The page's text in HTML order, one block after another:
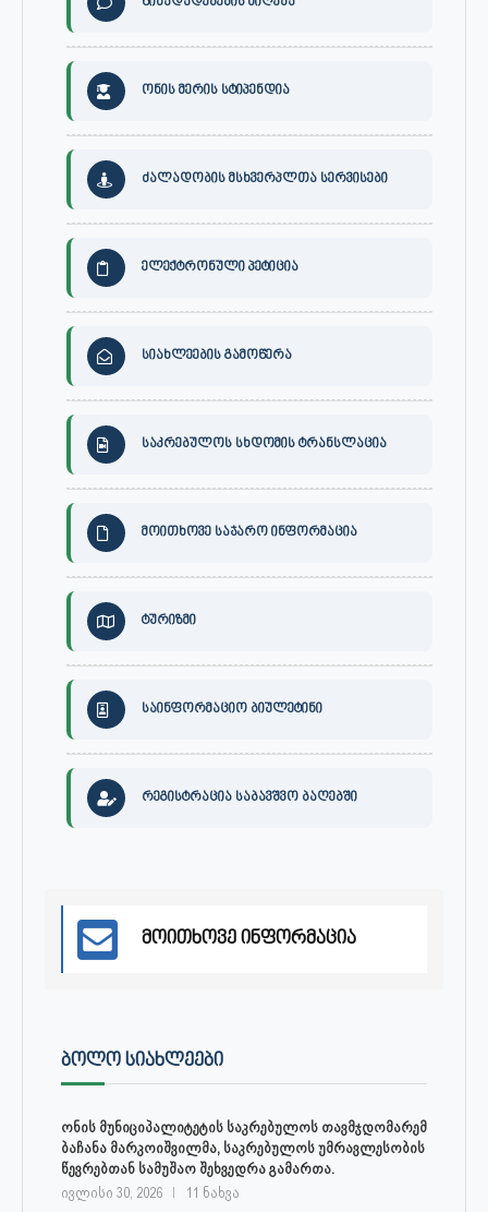
ონის მერის სტიპენდია
ძალადობის მსხვერპლთა სერვისები
ელექტრონული პეტიცია
სიახლეების გამოწერა
საკრებულოს სხდომის ტრანსლაცია
მოითხოვე საჯარო ინფორმაცია
ტურიზმი
საინფორმაციო ბიულეტინი
რეგისტრაცია საბავშვო ბაღებში
მოითხოვე ინფორმაცია
ᲑᲝᲚᲝ ᲡᲘᲐᲮᲚᲔᲔᲑᲘ
ონის მუნიციპალიტეტის საკრებულოს თავმჯდომარემ
ბაჩანა მარკოიშვილმა, საკრებულოს უმრავლესობის
წევრებთან სამუშაო შეხვედრა გამართა.
ივლისი 30, 2026 11 ნახვა